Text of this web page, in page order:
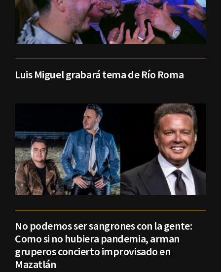
Luis Miguel grabará tema de Río Roma
No podemos ser sangrones con la gente:
Como si no hubiera pandemia, arman
gruperos concierto improvisado en
Mazatlán